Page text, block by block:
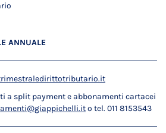
ANNUALE
a split payment e abbonamenti cartacei
o tel. 011 8153543